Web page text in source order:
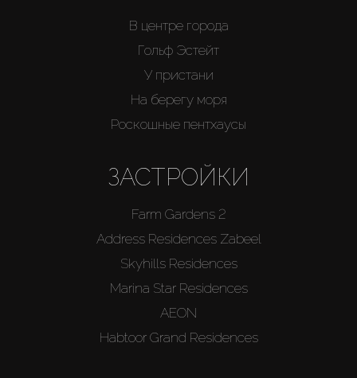
В центре города
Гольф Эстейт
У пристани
На берегу моря
Роскошные пентхаусы
ЗАСТРОЙКИ
Farm Gardens 2
Address Residences Zabeel
Skyhills Residences
Marina Star Residences
AEON
Habtoor Grand Residences